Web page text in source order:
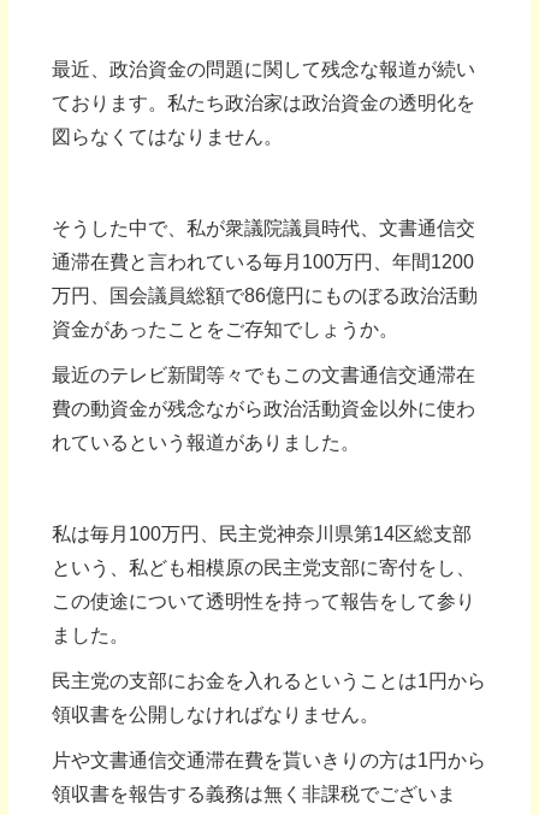
最近、政治資金の問題に関して残念な報道が続い
ております。私たち政治家は政治資金の透明化を
図らなくてはなりません。
そうした中で、私が衆議院議員時代、文書通信交
通滞在費と言われている毎月100万円、年間1200
万円、国会議員総額で86億円にものぼる政治活動
資金があったことをご存知でしょうか。
最近のテレビ新聞等々でもこの文書通信交通滞在
費の動資金が残念ながら政治活動資金以外に使わ
れているという報道がありました。
私は毎月100万円、民主党神奈川県第14区総支部
という、私ども相模原の民主党支部に寄付をし、
この使途について透明性を持って報告をして参り
ました。
民主党の支部にお金を入れるということは1円から
領収書を公開しなければなりません。
片や文書通信交通滞在費を貰いきりの方は1円から
領収書を報告する義務は無く非課税でございま